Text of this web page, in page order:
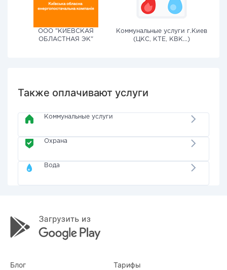
ООО "КИЕВСКАЯ
ОБЛАСТНАЯ ЭК"
Коммунальные услуги г.Киев
(ЦКС, КТЕ, КВК...)
Также оплачивают услуги
Коммунальные услуги
Охрана
Вода
Блог Тарифы